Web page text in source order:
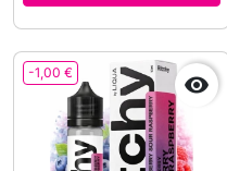
-1,00 € 